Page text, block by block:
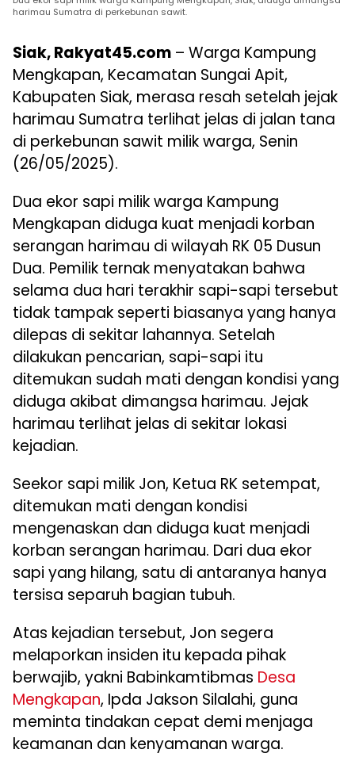
harimau Sumatra di perkebunan sawit.
Siak, Rakyat45.com – Warga Kampung
Mengkapan, Kecamatan Sungai Apit,
Kabupaten Siak, merasa resah setelah jejak
harimau Sumatra terlihat jelas di jalan tana
di perkebunan sawit milik warga, Senin
(26/05/2025).
Dua ekor sapi milik warga Kampung
Mengkapan diduga kuat menjadi korban
serangan harimau di wilayah RK 05 Dusun
Dua. Pemilik ternak menyatakan bahwa
selama dua hari terakhir sapi-sapi tersebut
tidak tampak seperti biasanya yang hanya
dilepas di sekitar lahannya. Setelah
dilakukan pencarian, sapi-sapi itu
ditemukan sudah mati dengan kondisi yang
diduga akibat dimangsa harimau. Jejak
harimau terlihat jelas di sekitar lokasi
kejadian.
Seekor sapi milik Jon, Ketua RK setempat,
ditemukan mati dengan kondisi
mengenaskan dan diduga kuat menjadi
korban serangan harimau. Dari dua ekor
sapi yang hilang, satu di antaranya hanya
tersisa separuh bagian tubuh.
Atas kejadian tersebut, Jon segera
melaporkan insiden itu kepada pihak
berwajib, yakni Babinkamtibmas Desa
Mengkapan, Ipda Jakson Silalahi, guna
meminta tindakan cepat demi menjaga
keamanan dan kenyamanan warga.